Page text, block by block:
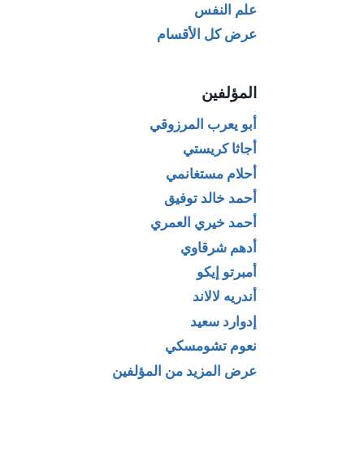
تحميل رواية قرية
ستيبانتشيكوفو
الثالث) لـ
دوستويفسكي
علم النفس
عرض كل الأقسام
المؤلفين
أبو يعرب المرزوقي
أجاثا كريستي
أحلام مستغانمي
أحمد خالد توفيق
أحمد خيري العمري
أدهم شرقاوي
أمبرتو إيكو
أندريه لالاند
إدوارد سعيد
نعوم تشومسكي
عرض المزيد من المؤلفين